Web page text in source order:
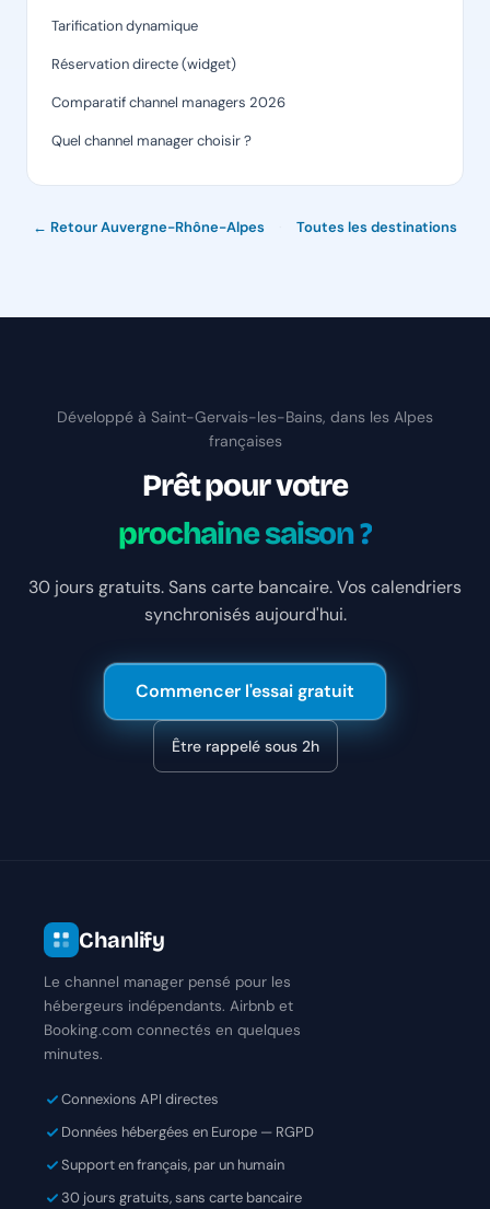
Tarification dynamique
Réservation directe (widget)
Comparatif channel managers 2026
Quel channel manager choisir ?
← Retour Auvergne-Rhône-Alpes Toutes les destinations
Développé à Saint-Gervais-les-Bains, dans les Alpes
françaises
Prêt pour votre
prochaine saison ?
30 jours gratuits. Sans carte bancaire. Vos calendriers
synchronisés aujourd'hui.
Commencer l'essai gratuit
Être rappelé sous 2h
Chanlify
Le channel manager pensé pour les
hébergeurs indépendants. Airbnb et
Booking.com connectés en quelques
minutes.
Connexions API directes
Données hébergées en Europe — RGPD
Support en français, par un humain
30 jours gratuits, sans carte bancaire